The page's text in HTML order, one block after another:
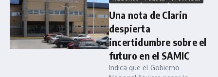
Una nota de Clarin
despierta
incertidumbre sobre el
futuro en el SAMIC
Indica que el Gobierno